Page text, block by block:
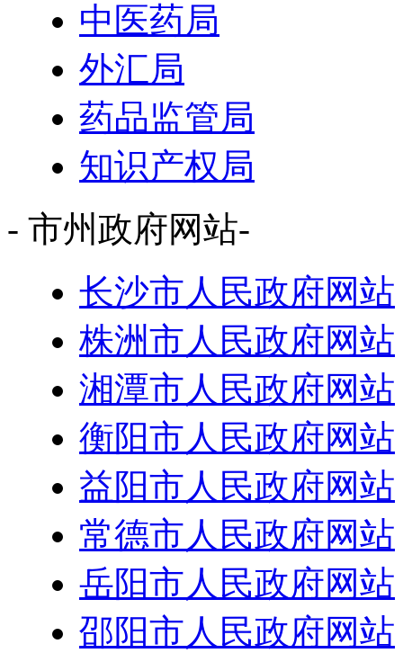
中医药局
外汇局
药品监管局
知识产权局
- 市州政府网站-
长沙市人民政府网站
株洲市人民政府网站
湘潭市人民政府网站
衡阳市人民政府网站
益阳市人民政府网站
常德市人民政府网站
岳阳市人民政府网站
邵阳市人民政府网站